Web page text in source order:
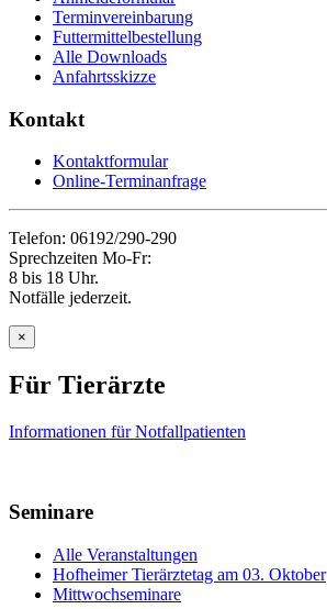
Terminvereinbarung
Futtermittelbestellung
Alle Downloads
Anfahrtsskizze
Kontakt
Kontaktformular
Online-Terminanfrage
Telefon: 06192/290-290
Sprechzeiten Mo-Fr:
8 bis 18 Uhr.
Notfälle jederzeit.
×
Für Tierärzte
Informationen für Notfallpatienten
Seminare
Alle Veranstaltungen
Hofheimer Tierärztetag am 03. Oktober
Mittwochseminare